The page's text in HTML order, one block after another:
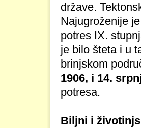
države.
Najugroženije
potres IX.
je bilo šteta i u
brinjskom
1906, i 14.
potresa.
Biljni i